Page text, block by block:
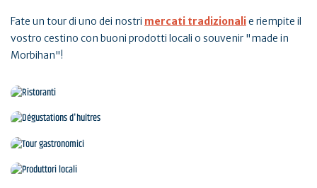
Fate un tour di uno dei nostri mercati tradizionalie riempite il
vostro cestino con buoni prodotti locali o souvenir "made in
Morbihan"!